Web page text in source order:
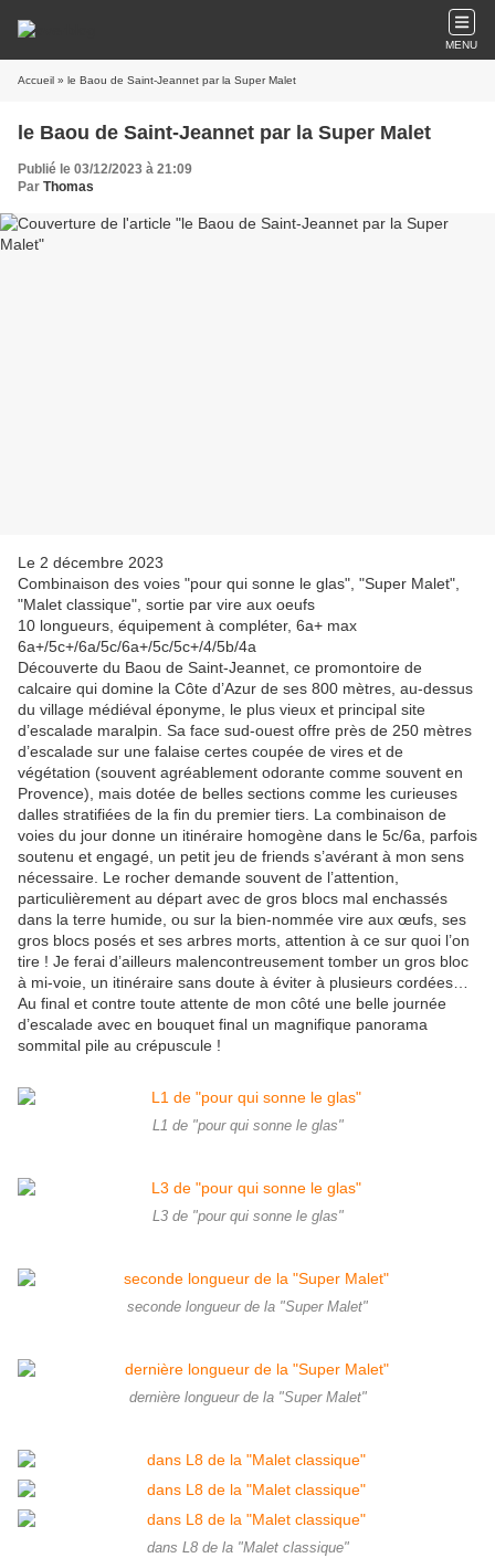
MENU
Accueil » le Baou de Saint-Jeannet par la Super Malet
le Baou de Saint-Jeannet par la Super Malet
Publié le 03/12/2023 à 21:09
Par Thomas
Le 2 décembre 2023
Combinaison des voies "pour qui sonne le glas", "Super Malet",
"Malet classique", sortie par vire aux oeufs
10 longueurs, équipement à compléter, 6a+ max
6a+/5c+/6a/5c/6a+/5c/5c+/4/5b/4a
Découverte du Baou de Saint-Jeannet, ce promontoire de
calcaire qui domine la Côte d’Azur de ses 800 mètres, au-dessus
du village médiéval éponyme, le plus vieux et principal site
d’escalade maralpin. Sa face sud-ouest offre près de 250 mètres
d’escalade sur une falaise certes coupée de vires et de
végétation (souvent agréablement odorante comme souvent en
Provence), mais dotée de belles sections comme les curieuses
dalles stratifiées de la fin du premier tiers. La combinaison de
voies du jour donne un itinéraire homogène dans le 5c/6a, parfois
soutenu et engagé, un petit jeu de friends s’avérant à mon sens
nécessaire. Le rocher demande souvent de l’attention,
particulièrement au départ avec de gros blocs mal enchassés
dans la terre humide, ou sur la bien-nommée vire aux œufs, ses
gros blocs posés et ses arbres morts, attention à ce sur quoi l’on
tire ! Je ferai d’ailleurs malencontreusement tomber un gros bloc
à mi-voie, un itinéraire sans doute à éviter à plusieurs cordées…
Au final et contre toute attente de mon côté une belle journée
d’escalade avec en bouquet final un magnifique panorama
sommital pile au crépuscule !
L1 de "pour qui sonne le glas"
L3 de "pour qui sonne le glas"
seconde longueur de la "Super Malet"
dernière longueur de la "Super Malet"
dans L8 de la "Malet classique"